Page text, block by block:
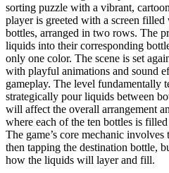
sorting puzzle with a vibrant,
player is greeted with a screen
bottles, arranged in two rows. The
liquids into their corresponding
only one color. The scene is set
with playful animations and sound
gameplay. The level fundamentally
strategically pour liquids between
will affect the overall arrangement
where each of the ten bottles is
The game’s core mechanic
then tapping the destination bottle,
how the liquids will layer and fill.